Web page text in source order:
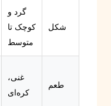
شکل
گرد و
کوچک تا
متوسط
طعم
غنی،
کره‌ای